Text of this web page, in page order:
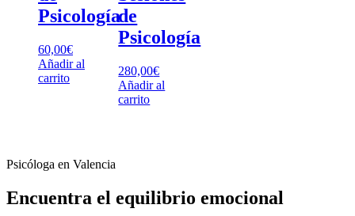
Psicología
60,00€
Añadir al
carrito
de
Psicología
280,00€
Añadir al
carrito
Psicóloga en Valencia
Encuentra el equilibrio emocional